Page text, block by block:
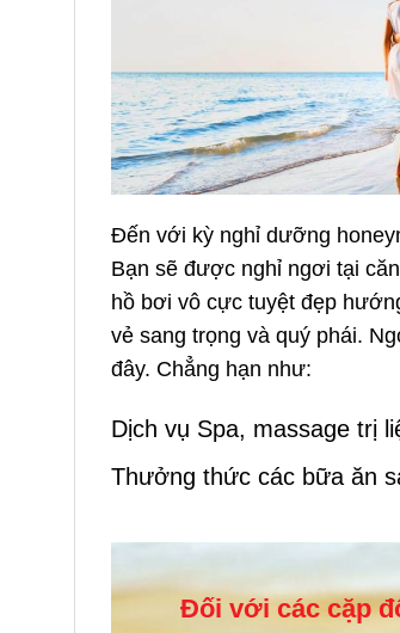
Đến với kỳ nghỉ dưỡng
Bạn sẽ được nghỉ ngơi tại
hồ bơi vô cực tuyệt đẹp
vẻ sang trọng và quý phái.
đây. Chẳng hạn như:
Dịch vụ Spa, massage trị
Thưởng thức các bữa ăn
Đối với các cặp